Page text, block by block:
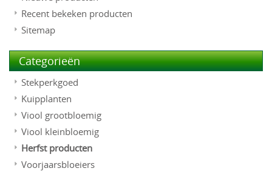
Recent bekeken producten
Sitemap
Categorieën
Stekperkgoed
Kuipplanten
Viool grootbloemig
Viool kleinbloemig
Herfst producten
Voorjaarsbloeiers